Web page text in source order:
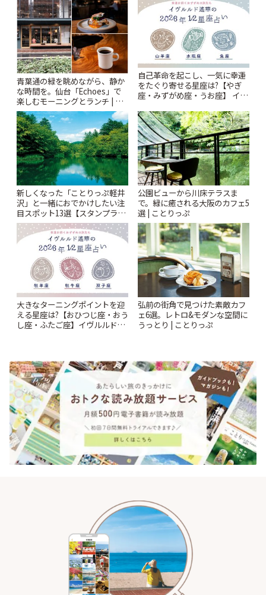
青葉通の緑を眺めながら、静か
な時間を。仙台「Echoes」で
楽しむモーニングとランチ | こ
とりっぷ
自己革命を起こし、一気に幸運
をたぐり寄せる星座は?【やぎ
座・みずがめ座・うお座】 イヴ
~Summer~ | ことりっぷ
新しくなった「ことりっぷ軽井
沢」と一緒におでかけしたい注
目スポット13選【スタンプラリ
ー開催中】 | ことりっぷ
公園ビューから川床テラスま
で。緑に癒される大阪のカフェ5
選 | ことりっぷ
大きなターニングポイントを迎
える星座は?【おひつじ座・おう
し座・ふたご座】イヴルルド遙
弘前の街角で見つけた素敵カフ
ェ6選。レトロ&モダンな空間に
うっとり | ことりっぷ